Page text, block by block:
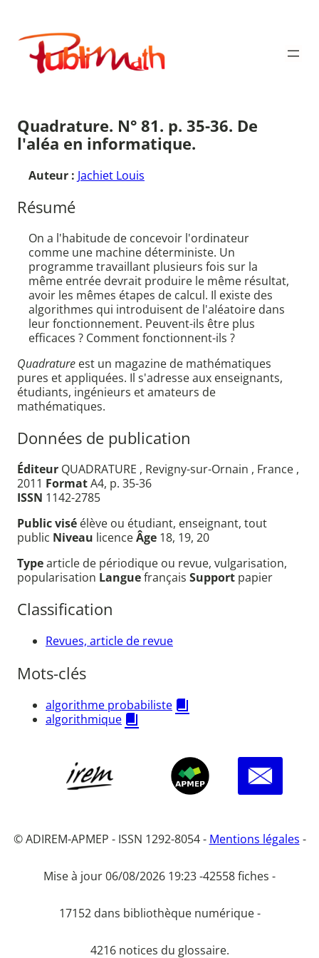
contenu
Publimath
Quadrature. N° 81. p. 35-36. De
l'aléa en informatique.
Auteur : Jachiet Louis
Résumé
On a l'habitude de concevoir l'ordinateur
comme une machine déterministe. Un
programme travaillant plusieurs fois sur la
même entrée devrait produire le même résultat,
avoir les mêmes étapes de calcul. Il existe des
algorithmes qui introduisent de l'aléatoire dans
leur fonctionnement. Peuvent-ils être plus
efficaces ? Comment fonctionnent-ils ?
Quadrature est un magazine de mathématiques
pures et appliquées. Il s'adresse aux enseignants,
étudiants, ingénieurs et amateurs de
mathématiques.
Données de publication
Éditeur QUADRATURE , Revigny-sur-Ornain , France ,
2011 FormatA4, p. 35-36
ISSN 1142-2785
Public visé élève ou étudiant, enseignant, tout
public Niveau licenceÂge 18, 19, 20
Typearticle de périodique ou revue, vulgarisation,
popularisation Languefrançais Support papier
Classification
Revues, article de revue
Mots-clés
algorithme probabiliste
algorithmique
© ADIREM-APMEP - ISSN 1292-8054 - Mentions légales -
Mise à jour 06/08/2026 19:23 -42558 fiches -
17152 dans bibliothèque numérique -
4216 notices du glossaire.